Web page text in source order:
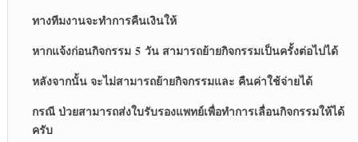
ทางทีมงานจะทำการคืนเงินให้
หากแจ้งก่อนกิจกรรม 5 วัน สามารถย้ายกิจกรรมเป็นครั้งต่อไปได้
หลังจากนั้น จะไม่สามารถย้ายกิจกรรมและ คืนค่าใช้จ่ายได้
กรณี ป่วยสามารถส่งใบรับรองแพทย์เพื่อทำการเลื่อนกิจกรรมให้ได้
ครับ